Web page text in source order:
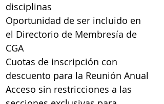
disciplinas
Oportunidad de ser incluido en
el Directorio de Membresía de
CGA
Cuotas de inscripción con
descuento para la Reunión Anual
Acceso sin restricciones a las